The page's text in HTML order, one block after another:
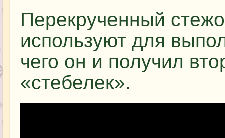
Перекрученный
используют для
чего он и получил
«стебелек».